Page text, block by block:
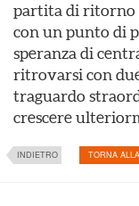
partita di ritorno
con un punto di
speranza di
ritrovarsi con
traguardo
crescere
INDIETRO TORNA